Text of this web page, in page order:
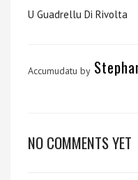
U Guadrellu Di Rivolta
Accumudatu by
NO COMMENTS YET